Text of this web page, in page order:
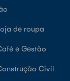
de roupa
e Gestão
Civil